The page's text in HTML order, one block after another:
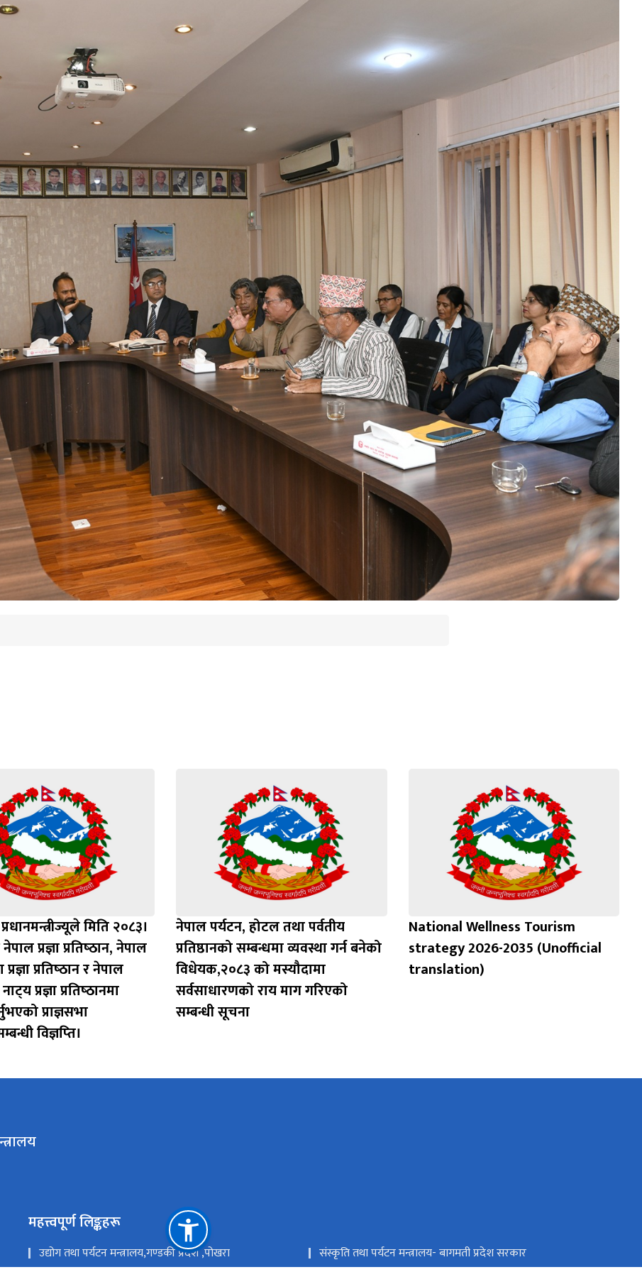
मिति २०८३।
प्रज्ञा प्रतिष्‍ठान, नेपाल
प्रतिष्‍ठान र नेपाल
प्रज्ञा प्रतिष्‍ठानमा
प्राज्ञसभा
विज्ञप्‍ति।
नेपाल पर्यटन, होटल तथा पर्वतीय
प्रतिष्ठानको सम्बन्धमा व्यवस्था गर्न बन‍ेको
विधेयक,२०८३ को मस्यौदामा
सर्वसाधारणको राय माग गरिएको
सम्बन्धी सूचना
National Wellness Tourism
strategy 2026-2035 (Unofficial
translation)
महत्त्वपूर्ण लिङ्कहरू
उद्योग तथा पर्यटन मन्त्रालय,गण्डकी प्रदेश ,पोखरा
संस्कृति तथा पर्यटन मन्त्रालय- बागमती प्रदेश सरकार